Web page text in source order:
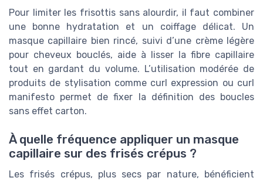
Pour limiter les frisottis sans alourdir, il faut combiner
une bonne hydratation et un coiffage délicat. Un
masque capillaire bien rincé, suivi d’une crème légère
pour cheveux bouclés, aide à lisser la fibre capillaire
tout en gardant du volume. L’utilisation modérée de
produits de stylisation comme curl expression ou curl
manifesto permet de fixer la définition des boucles
sans effet carton.
À quelle fréquence appliquer un masque
capillaire sur des frisés crépus ?
Les frisés crépus, plus secs par nature, bénéficient